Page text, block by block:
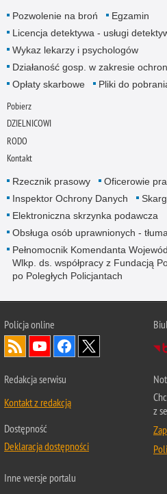
Pozwolenie na broń
Egzamin
Licencja detektywa - usługi
Wykaz lekarzy i psychologów
Działaność gosp. w zakresie
Opłaty skarbowe
Pliki do
Pobierz
DZIELNICOWI
RODO
Kontakt
Rzecznik prasowy
Oficerowie
Inspektor Ochrony Danych
Elektroniczna skrzynka podawcza
Obsługa osób uprawnionych -
Pełnomocnik Komendanta
Wlkp. ds. współpracy z Fundacją
po Poległych Policjantach
Policja online
Redakcja serwisu
Kontakt z redakcją
Dostępność
Deklaracja dostępności
z
Inne wersje portalu